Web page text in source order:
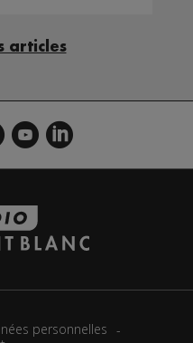
articles
personnelles